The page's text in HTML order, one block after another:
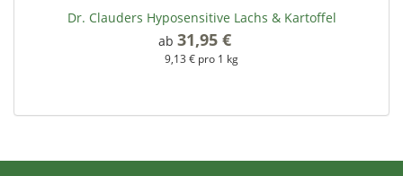
Dr. Clauders Hyposensitive Lachs & Kartoffel
ab 31,95 €
9,13 € pro 1 kg